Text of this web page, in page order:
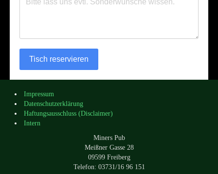
Tisch reservieren
Impressum
Datenschutzerklärung
Haftungsausschluss (Disclaimer)
Intern
Miners Pub
Meißner Gasse 28
09599 Freiberg
Telefon: 03731/16 96 151